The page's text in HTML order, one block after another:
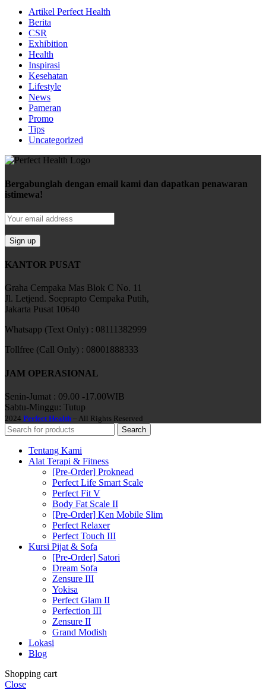
Artikel Perfect Health
Berita
CSR
Exhibition
Health
Inspirasi
Kesehatan
Lifestyle
News
Pameran
Promo
Tips
Uncategorized
Bergabunglah dengan email kami dan dapatkan penawaran
istimewa!
KANTOR PUSAT
Graha Cempaka Mas Blok C No. 11
Jl. Letjend. Soeprapto Cempaka Putih,
Jakarta Pusat 10640
Whatsapp (Text Only) : 08111382999
Tollfree (Call Only) : 08001888333
JAM OPERASIONAL
Senin-Jumat : 09.00 -17.00WIB
Sabtu-Minggu: Tutup
2024 Perfect Health – All Rights Reserved
Search
Tentang Kami
Alat Terapi & Fitness
[Pre-Order] Proknead
Perfect Life Smart Scale
Perfect Fit V
Body Fat Scale II
[Pre-Order] Ken Mobile Slim
Perfect Relaxer
Perfect Touch III
Kursi Pijat & Sofa
[Pre-Order] Satori
Dream Sofa
Zensure III
Yokisa
Perfect Glam II
Perfection III
Zensure II
Grand Modish
Lokasi
Blog
Shopping cart
Close